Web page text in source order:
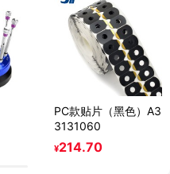
PC款贴片（黑色）A3
3131060
¥214.70